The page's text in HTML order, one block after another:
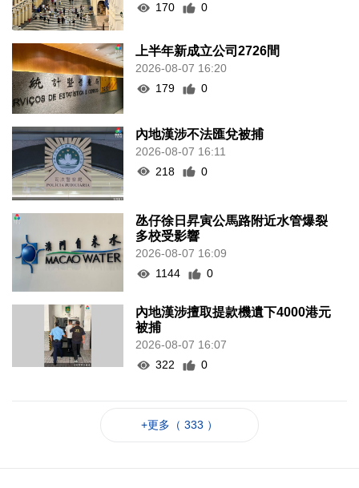
170
0
上半年新成立公司2726間
2026-08-07 16:20
179
0
內地漢涉不法匯兌被捕
2026-08-07 16:11
218
0
氹仔徐日昇寅公馬路附近水管爆裂
多校受影響
2026-08-07 16:09
1144
0
內地漢涉擅取提款機遺下4000港元
被捕
2026-08-07 16:07
322
0
+更多（ 333 ）